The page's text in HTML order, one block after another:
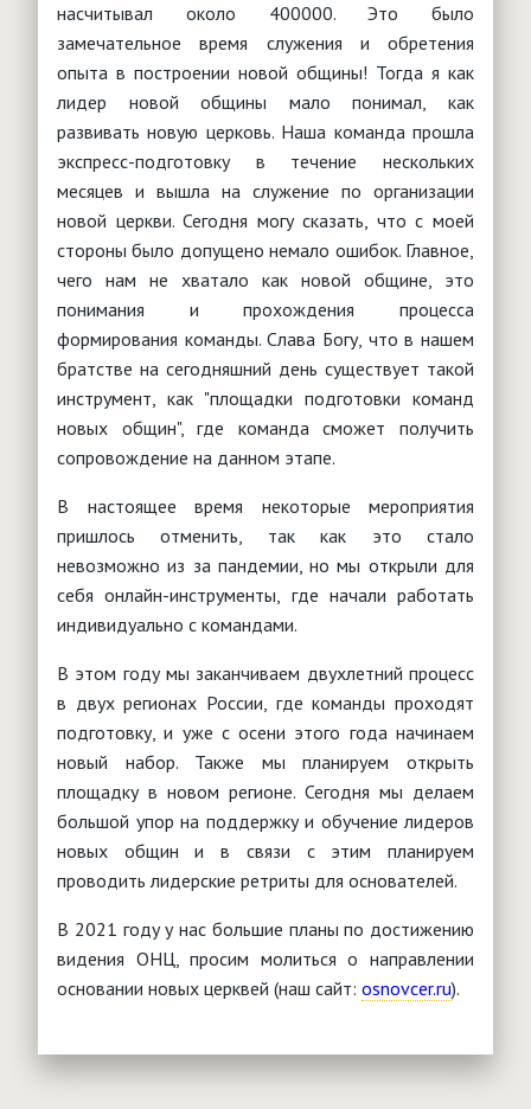
насчитывал около 400000. Это было
замечательное время служения и обретения
опыта в построении новой общины! Тогда я как
лидер новой общины мало понимал, как
развивать новую церковь. Наша команда прошла
экспресс-подготовку в течение нескольких
месяцев и вышла на служение по организации
новой церкви. Сегодня могу сказать, что с моей
стороны было допущено немало ошибок. Главное,
чего нам не хватало как новой общине, это
понимания и прохождения процесса
формирования команды. Слава Богу, что в нашем
братстве на сегодняшний день существует такой
инструмент, как "площадки подготовки команд
новых общин", где команда сможет получить
сопровождение на данном этапе.
В настоящее время некоторые мероприятия
пришлось отменить, так как это стало
невозможно из за пандемии, но мы открыли для
себя онлайн-инструменты, где начали работать
индивидуально с командами.
В этом году мы заканчиваем двухлетний процесс
в двух регионах России, где команды проходят
подготовку, и уже с осени этого года начинаем
новый набор. Также мы планируем открыть
площадку в новом регионе. Сегодня мы делаем
большой упор на поддержку и обучение лидеров
новых общин и в связи с этим планируем
проводить лидерские ретриты для основателей.
В 2021 году у нас большие планы по достижению
видения ОНЦ, просим молиться о направлении
основании новых церквей (наш сайт: osnovcer.ru).